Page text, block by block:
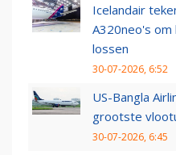
Icelandair
A320neo's
lossen
30-07-2026, 6:52
US-Bangla
grootste
30-07-2026, 6:45